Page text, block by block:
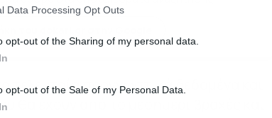
Data Processing Opt Outs
opt-out of the Sharing of my personal data.
opt-out of the Sale of my Personal Data.
τελευταία προγνωστικά δεδομένα και
θα έχουν από το μεσημέρι βροχές και